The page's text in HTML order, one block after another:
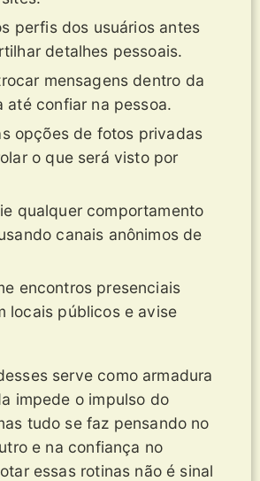
perfis dos usuários antes
detalhes pessoais.
mensagens dentro da
até confiar na pessoa.
opções de fotos privadas
o que será visto por
qualquer comportamento
canais anônimos de
encontros presenciais
locais públicos e avise
serve como armadura
impede o impulso do
tudo se faz pensando no
e na confiança no
essas rotinas não é sinal